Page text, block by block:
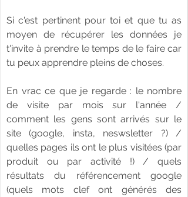
Si c'est pertinent pour toi et que tu as
moyen de récupérer les données je
t'invite à prendre le temps de le faire car
tu peux apprendre pleins de choses.
En vrac ce que je regarde : le nombre
de visite par mois sur l'année /
comment les gens sont arrivés sur le
site (google, insta, neswsletter ?) /
quelles pages ils ont le plus visitées (par
produit ou par activité !) / quels
résultats du référencement google
(quels mots clef ont générés des